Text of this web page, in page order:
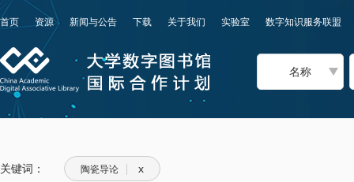
首页 资源 新闻与公告 下载 关于我们 实验室 数字知识服务联盟
名称
关键词： 陶瓷导论 x